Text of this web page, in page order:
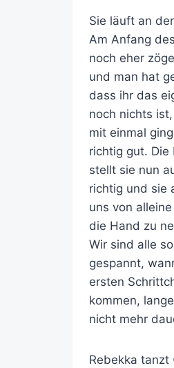
Sie läuft an
Am Anfang
noch eher
und man hat
dass ihr das
noch nichts
mit einmal
richtig gut. Die
stellt sie nun
richtig und sie
uns von
die Hand zu
Wir sind alle so
gespannt,
ersten
kommen,
nicht mehr
Rebekka tanzt